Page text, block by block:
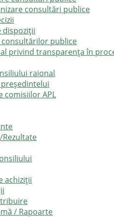
consultări publice
dispoziții
consultărilor publice
privind transparenţa în
raional
comisiilor APL
achiziții
/ Rapoarte